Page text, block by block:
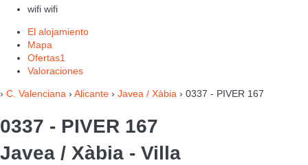
wifi wifi
El alojamiento
Mapa
Ofertas1
Valoraciones
› C. Valenciana › Alicante › Javea / Xàbia › 0337 - PIVER 167
0337 - PIVER 167
Javea / Xàbia - Villa